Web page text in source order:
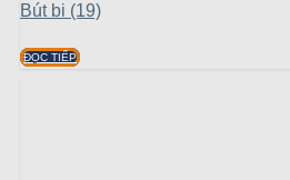
Bút bi (19)
ĐỌC TIẾP